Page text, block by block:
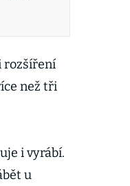
rozšíření
než tři
i vyrábí.
u